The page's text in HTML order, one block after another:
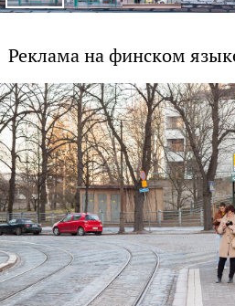
Реклама на финском